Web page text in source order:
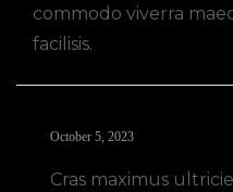
commodo viverra
facilisis.
October 5, 2023
Cras maximus